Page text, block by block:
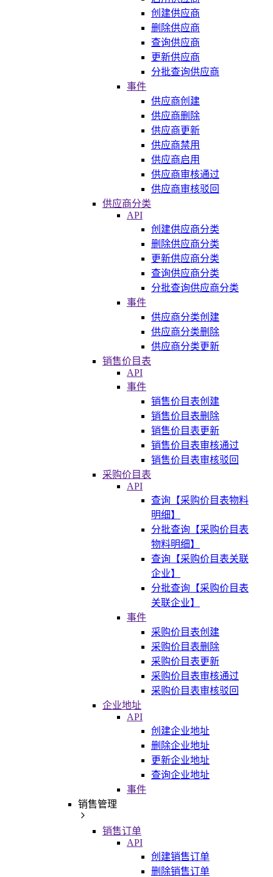
创建供应商
删除供应商
查询供应商
更新供应商
分批查询供应商
事件
供应商创建
供应商删除
供应商更新
供应商禁用
供应商启用
供应商审核通过
供应商审核驳回
供应商分类
API
创建供应商分类
删除供应商分类
更新供应商分类
查询供应商分类
分批查询供应商分类
事件
供应商分类创建
供应商分类删除
供应商分类更新
销售价目表
API
事件
销售价目表创建
销售价目表删除
销售价目表更新
销售价目表审核通过
销售价目表审核驳回
采购价目表
API
查询【采购价目表物料
明细】
分批查询【采购价目表
物料明细】
查询【采购价目表关联
企业】
分批查询【采购价目表
关联企业】
事件
采购价目表创建
采购价目表删除
采购价目表更新
采购价目表审核通过
采购价目表审核驳回
企业地址
API
创建企业地址
删除企业地址
更新企业地址
查询企业地址
事件
销售管理
销售订单
API
创建销售订单
删除销售订单